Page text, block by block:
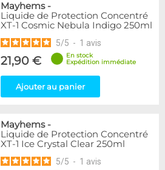
Mayhems-
Liquide de Protection Concentré
XT-1 Cosmic Nebula Indigo 250ml
5/5 - 1 avis
21,90 €
En stock
Expédition immédiate
Ajouter au panier
Mayhems-
Liquide de Protection Concentré
XT-1 Ice Crystal Clear 250ml
5/5 - 1 avis